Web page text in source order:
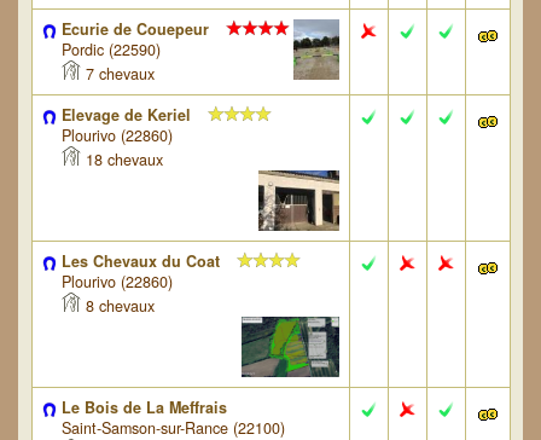
Ecurie de Couepeur
Pordic (22590)
7 chevaux
Elevage de Keriel
Plourivo (22860)
18 chevaux
Les Chevaux du Coat
Plourivo (22860)
8 chevaux
Le Bois de La Meffrais
Saint-Samson-sur-Rance (22100)